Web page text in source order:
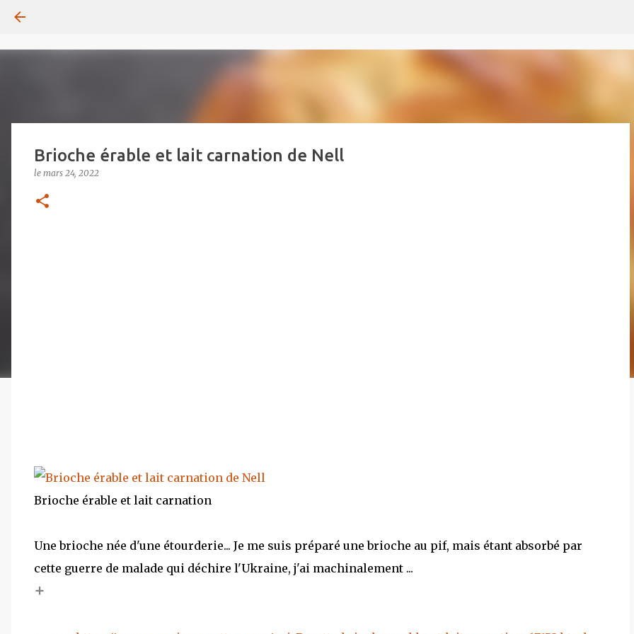
Brioche érable et lait carnation de Nell
le mars 24, 2022
Brioche érable et lait carnation
Une brioche née d'une étourderie... Je me suis préparé une brioche au pif, mais étant absorbé par
cette guerre de malade qui déchire l'Ukraine, j'ai machinalement ...
+